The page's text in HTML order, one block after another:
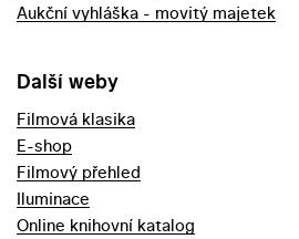
Aukční vyhláška - movitý majetek
Další weby
Filmová klasika
E-shop
Filmový přehled
Iluminace
Online knihovní katalog